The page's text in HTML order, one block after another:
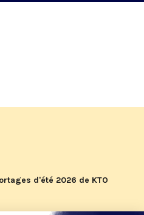
d'été 2026 de KTO